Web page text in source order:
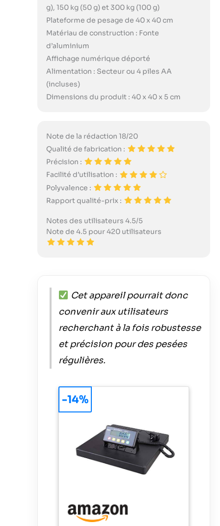
g), 150 kg (50 g) et 300 kg (100 g)
Plateforme de pesage de 40 x 40 cm
Matériau de construction : Fonte
d’aluminium
Affichage numérique déporté
Alimentation : Secteur ou 4 piles AA
(incluses)
Dimensions du produit : 40 x 40 x 5 cm
Note de la rédaction 18/20
Qualité de fabrication :
Précision :
Facilité d’utilisation :
Polyvalence :
Rapport qualité-prix :
Notes des utilisateurs 4.5/5
Note de 4.5 pour 420 utilisateurs
Cet appareil pourrait donc
convenir aux utilisateurs
recherchant à la fois robustesse
et précision pour des pesées
régulières.
-14%